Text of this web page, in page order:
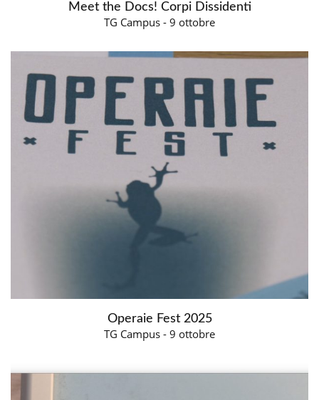
Meet the Docs! Corpi Dissidenti
TG Campus - 9 ottobre
Operaie Fest 2025
TG Campus - 9 ottobre